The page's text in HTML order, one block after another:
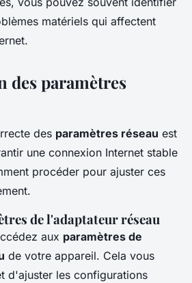
matériels qui affectent
des paramètres
des paramètres réseau est
une connexion Internet stable
procéder pour ajuster ces
de l'adaptateur réseau
aux paramètres de
de votre appareil. Cela vous
d'ajuster les configurations